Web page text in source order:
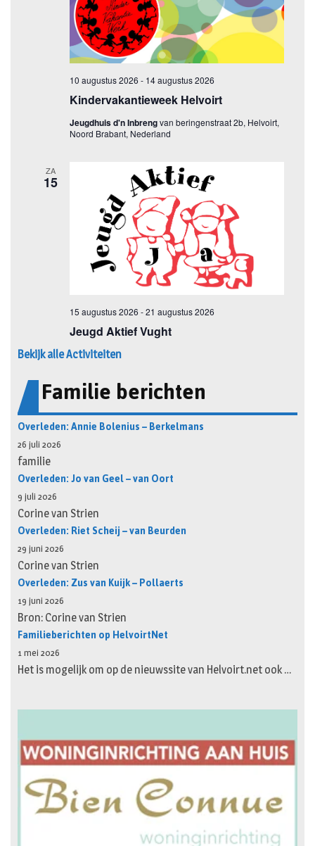
Bekijk alle Activiteiten
Familie berichten
Overleden: Annie Bolenius – Berkelmans
26 juli 2026
familie
Overleden: Jo van Geel – van Oort
9 juli 2026
Corine van Strien
Overleden: Riet Scheij – van Beurden
29 juni 2026
Corine van Strien
Overleden: Zus van Kuijk – Pollaerts
19 juni 2026
Bron: Corine van Strien
Familieberichten op HelvoirtNet
1 mei 2026
Het is mogelijk om op de nieuwssite van Helvoirt.net ook …